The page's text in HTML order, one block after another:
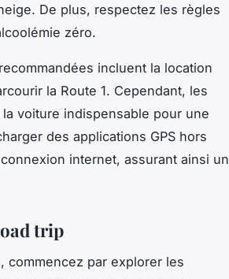
De plus, respectez les règles
zéro.
incluent la location
la Route 1. Cependant, les
voiture indispensable pour une
des applications GPS hors
internet, assurant ainsi un
trip
commencez par explorer les